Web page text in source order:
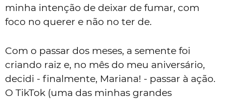
minha intenção de deixar de fumar, com
foco no querer e não no ter de.
Com o passar dos meses, a semente foi
criando raiz e, no mês do meu aniversário,
decidi - finalmente, Mariana! - passar à ação.
O TikTok (uma das minhas grandes